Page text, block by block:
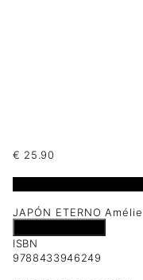
€ 25.90
JAPÓN ETERNO
ISBN
9788433946249